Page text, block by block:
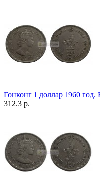
Гонконг 1 доллар 1960 год.
312.3 р.